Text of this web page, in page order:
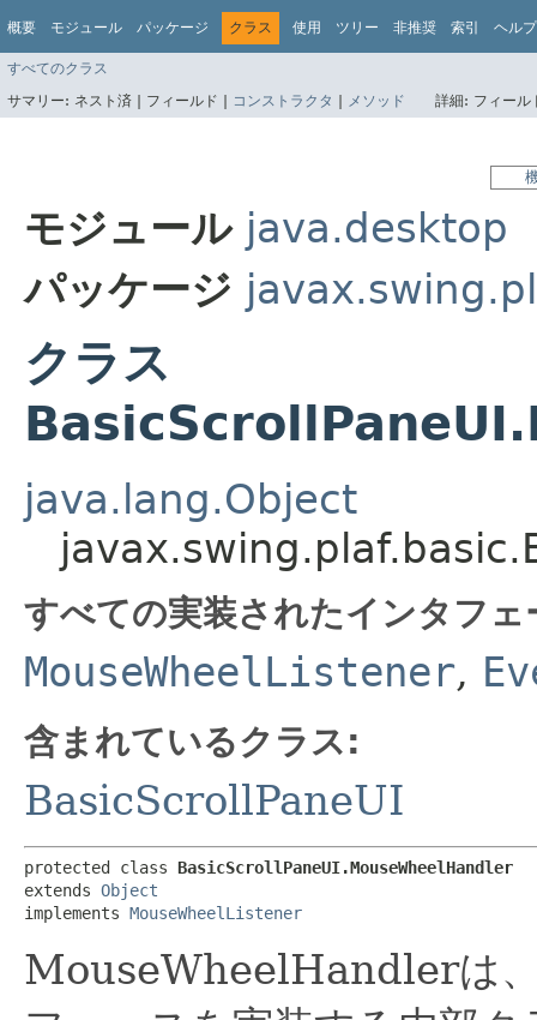
概要 モジュール パッケージ クラス 使用 ツリー 非推奨 索引 ヘルプ
すべてのクラス
サマリー: ネスト済 | フィールド | コンストラクタ | メソッド 詳細: フィー
モジュール java.desktop
パッケージ
クラス
java.lang.Object
すべての実装されたインタフ
MouseWheelListener,
含まれているクラス:
BasicScrollPaneUI
protected class BasicScrollPaneUI.MouseWheelHandler
extends Object
implements MouseWheelListener
MouseWheelHandlerは